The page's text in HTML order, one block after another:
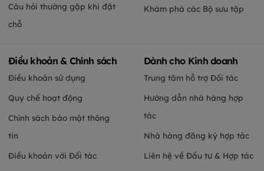
Câu hỏi thường gặp khi đặt
chỗ
Khám phá các Bộ sưu tập
Điều khoản & Chính sách
Điều khoản sử dụng
Quy chế hoạt động
Chính sách bảo mật thông
tin
Điều khoản với Đối tác
Dành cho Kinh doanh
Trung tâm hỗ trợ Đối tác
Hướng dẫn nhà hàng hợp
tác
Nhà hàng đăng ký hợp tác
Liên hệ về Đầu tư & Hợp tác